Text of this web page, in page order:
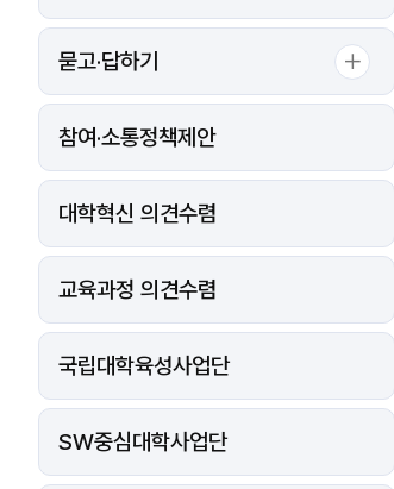
묻고·답하기
참여·소통정책제안
대학혁신 의견수렴
교육과정 의견수렴
국립대학육성사업단
SW중심대학사업단